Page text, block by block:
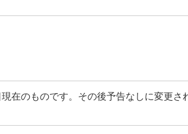
在のものです。その後予告なしに変更